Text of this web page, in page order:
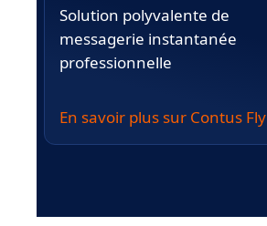
Solution polyvalente de
messagerie instantanée
professionnelle
En savoir plus sur Contus Fly